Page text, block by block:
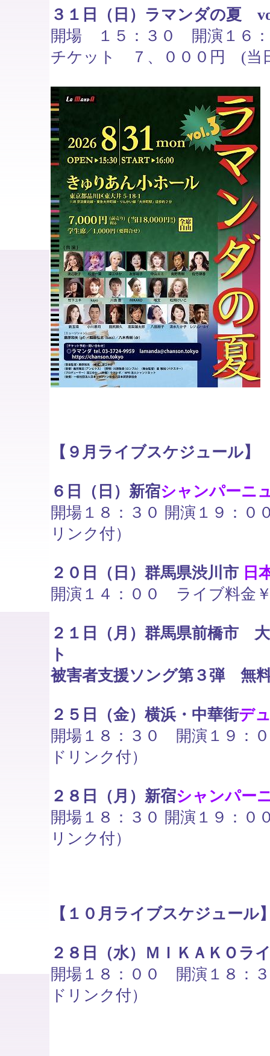
３１日（日）ラマンダの夏
開場 １５：３０ 開演１６
チケット ７、０００円 (当
【９月ライブスケジュール】
６日（日）新宿シャンパーニ
開場１８：３０ 開演１９：
リンク付）
２０日（日）群馬県渋川市 日
開演１４：００ ライブ料金
２１日（月）群馬県前橋市
ト
被害者支援ソング第３弾 無
２５日（金）横浜・中華街デ
開場１８：３０ 開演１９：
ドリンク付）
２８日（月）新宿シャンパー
開場１８：３０ 開演１９：
リンク付）
【１０月ライブスケジュール
２８日（水）ＭＩＫＡＫＯラ
開場１８：００ 開演１８：
ドリンク付）